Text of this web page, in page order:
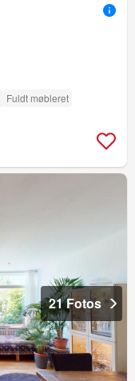
Fuldt møbleret
21 Fotos